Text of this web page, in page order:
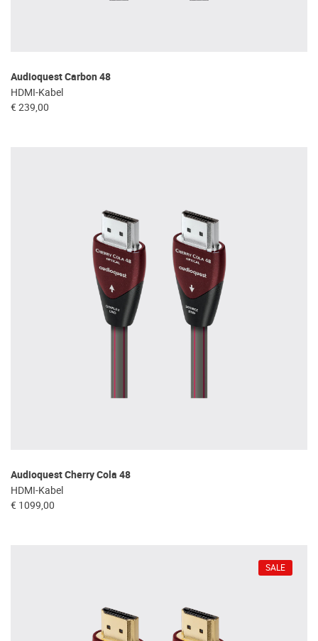
Audioquest Carbon 48
HDMI-Kabel
€ 239,00
Audioquest Cherry Cola 48
HDMI-Kabel
€ 1099,00
SALE